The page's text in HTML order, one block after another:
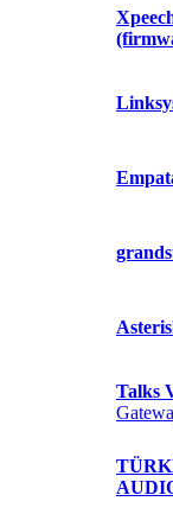
Talks